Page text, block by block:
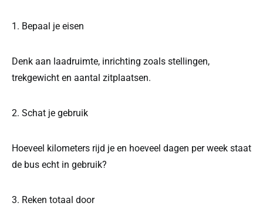
1. Bepaal je eisen
Denk aan laadruimte, inrichting zoals stellingen,
trekgewicht en aantal zitplaatsen.
2. Schat je gebruik
Hoeveel kilometers rijd je en hoeveel dagen per week staat
de bus echt in gebruik?
3. Reken totaal door